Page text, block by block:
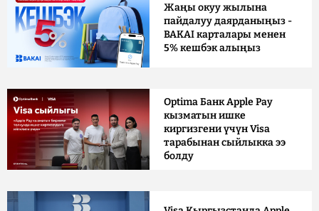
Жаңы окуу жылына
пайдалуу даярданыңыз -
BAKAI карталары менен
5% кешбэк алыңыз
Optima Банк Apple Pay
кызматын ишке
киргизгени үчүн Visa
тарабынан сыйлыкка ээ
болду